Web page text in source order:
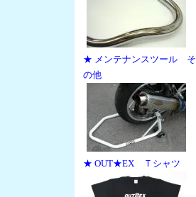
★ メンテナンスツール そ
の他
★ OUT★EX Ｔシャツ